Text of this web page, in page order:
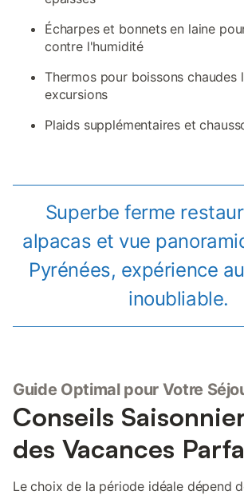
Écharpes et bonnets en laine
contre l'humidité
Thermos pour boissons chaudes
excursions
Plaids supplémentaires et
Superbe ferme
alpacas et vue
Pyrénées, expérience
inoubliable.
Guide Optimal pour Votre
Conseils
des Vacances
Le choix de la période idéale dépend